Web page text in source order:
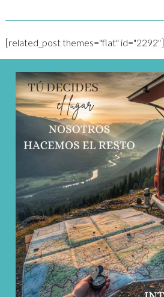
[related_post themes="flat" id="2292"]